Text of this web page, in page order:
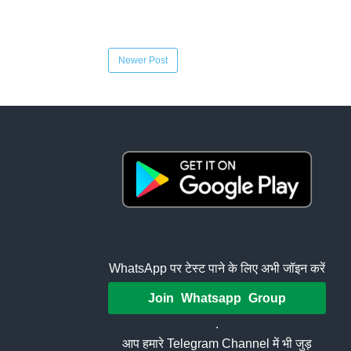
Newer Post
WhatsApp पर टेस्ट पाने के लिए अभी जॉइन करें
Join Whatsapp Group
.
आप हमारे Telegram Channel में भी जुड़